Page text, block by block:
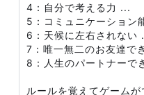
4：自分で考える力 ...
5：コミュニケーション
6：天候に左右されない
7：唯一無二のお友達で
8：人生のパートナーで
ルールを覚えてゲームが